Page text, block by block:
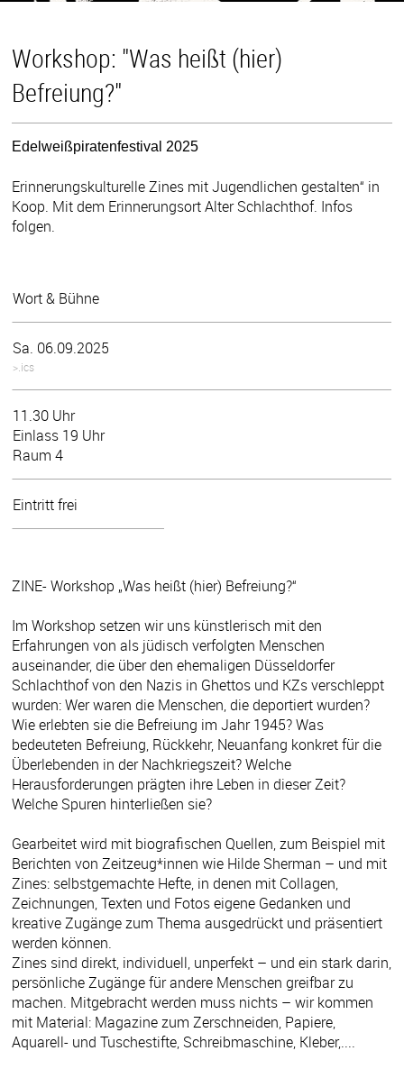
Workshop: "Was heißt (hier)
Befreiung?"
Edelweißpiratenfestival 2025
Erinnerungskulturelle Zines mit Jugendlichen gestalten“ in
Koop. Mit dem Erinnerungsort Alter Schlachthof. Infos
folgen.
Wort & Bühne
Sa. 06.09.2025
>.ics
11.30 Uhr
Einlass 19 Uhr
Raum 4
Eintritt frei
ZINE- Workshop „Was heißt (hier) Befreiung?“
Im Workshop setzen wir uns künstlerisch mit den
Erfahrungen von als jüdisch verfolgten Menschen
auseinander, die über den ehemaligen Düsseldorfer
Schlachthof von den Nazis in Ghettos und KZs verschleppt
wurden: Wer waren die Menschen, die deportiert wurden?
Wie erlebten sie die Befreiung im Jahr 1945? Was
bedeuteten Befreiung, Rückkehr, Neuanfang konkret für die
Überlebenden in der Nachkriegszeit? Welche
Herausforderungen prägten ihre Leben in dieser Zeit?
Welche Spuren hinterließen sie?
Gearbeitet wird mit biografischen Quellen, zum Beispiel mit
Berichten von Zeitzeug*innen wie Hilde Sherman – und mit
Zines: selbstgemachte Hefte, in denen mit Collagen,
Zeichnungen, Texten und Fotos eigene Gedanken und
kreative Zugänge zum Thema ausgedrückt und präsentiert
werden können.
Zines sind direkt, individuell, unperfekt – und ein stark darin,
persönliche Zugänge für andere Menschen greifbar zu
machen. Mitgebracht werden muss nichts – wir kommen
mit Material: Magazine zum Zerschneiden, Papiere,
Aquarell- und Tuschestifte, Schreibmaschine, Kleber,....